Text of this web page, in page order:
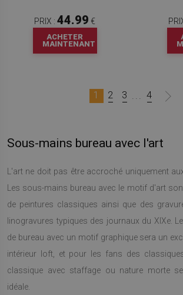
PRIX : 44.99 €
ACHETER
MAINTENANT
1 2 3 ... 4
Sous-mains bureau avec l'art
L'art ne doit pas être accroché uniquement
Les sous-mains bureau avec le motif d'art
de peintures classiques ainsi que des
linogravures typiques des journaux du XIXe.
de bureau avec un motif graphique sera un
intérieur loft, et pour les fans des
classique avec staffage ou nature morte
idéale.